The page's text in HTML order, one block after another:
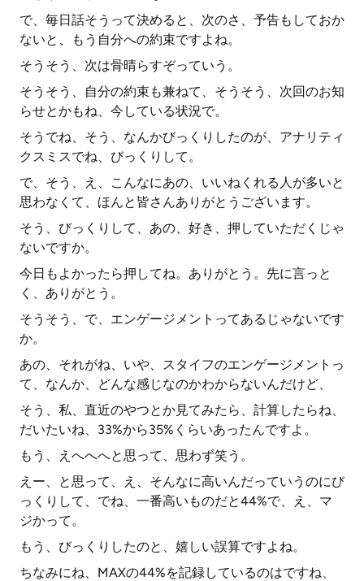
で、毎日話そうって決めると、次のさ、予告もしておか
ないと、もう自分への約束ですよね。
そうそう、次は骨晴らすぞっていう。
そうそう、自分の約束も兼ねて、そうそう、次回のお知
らせとかもね、今している状況で。
そうでね、そう、なんかびっくりしたのが、アナリティ
クスミスでね、びっくりして。
で、そう、え、こんなにあの、いいねくれる人が多いと
思わなくて、ほんと皆さんありがとうございます。
そう、びっくりして、あの、好き、押していただくじゃ
ないですか。
今日もよかったら押してね。ありがとう。先に言っと
く、ありがとう。
そうそう、で、エンゲージメントってあるじゃないです
か。
あの、それがね、いや、スタイフのエンゲージメントっ
て、なんか、どんな感じなのかわからないんだけど、
そう、私、直近のやつとか見てみたら、計算したらね、
だいたいね、33%から35%くらいあったんですよ。
もう、えへへへと思って、思わず笑う。
えー、と思って、え、そんなに高いんだっていうのにび
っくりして、でね、一番高いものだと44%で、え、マ
ジかって。
もう、びっくりしたのと、嬉しい誤算ですよね。
ちなみにね、MAXの44%を記録しているのはですね、